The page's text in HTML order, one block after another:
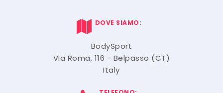
DOVE SIAMO:
BodySport
Via Roma, 116 - Belpasso (CT)
Italy